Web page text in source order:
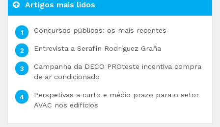
Artigos mais lidos
Concursos públicos: os mais recentes
Entrevista a Serafín Rodríguez Graña
Campanha da DECO PROteste incentiva compra
de ar condicionado
Perspetivas a curto e médio prazo para o setor
AVAC nos edifícios